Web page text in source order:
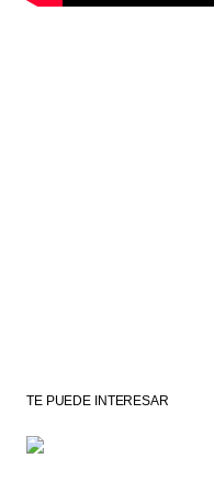
TE PUEDE INTERESAR